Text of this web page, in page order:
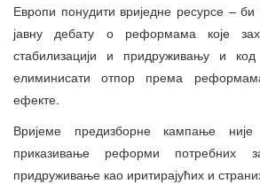
Европи понудити вриједне ресурсе –
јавну дебату о реформама које
стабилизацији и придруживању и
елиминисати отпор према
ефекте.
Вријеме предизборне кампање
приказивање реформи потребних
придруживање као иритирајућих и